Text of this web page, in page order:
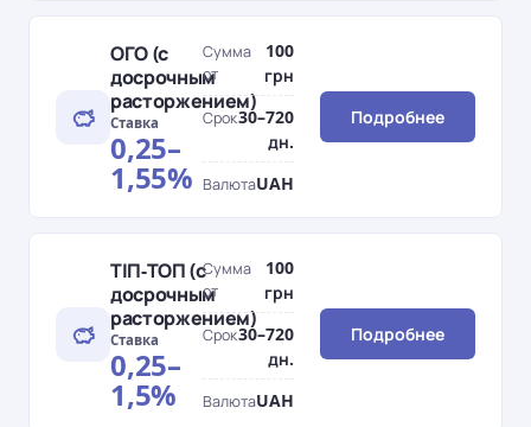
ОГО (с
досрочным
расторжением)
Ставка
0,25–
1,55%
Сумма
от
100
грн
Срок30–720
дн.
ВалютаUAH
Подробнее
ТІП-ТОП (с
досрочным
расторжением)
Ставка
0,25–
1,5%
Сумма
от
100
грн
Срок30–720
дн.
ВалютаUAH
Подробнее